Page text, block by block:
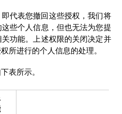
代表您撤回这些授权，我们将
些个人信息，但也无法为您提
功能。上述权限的关闭决定并
所进行的个人信息的处理。
表所示。